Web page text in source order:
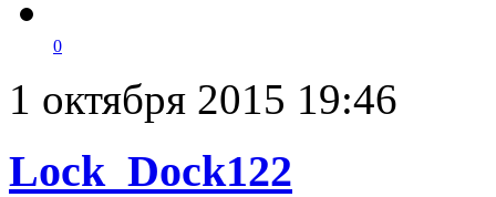
0
1 октября 2015 19:46
Lock_Dock122